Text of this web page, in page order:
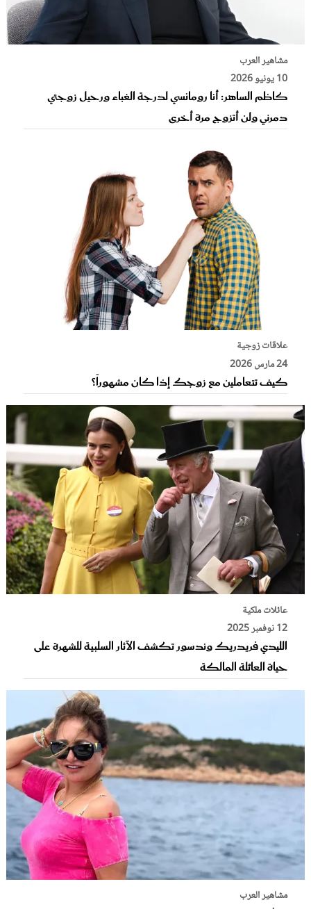
مشاهير العرب
10 يونيو 2026
كاظم الساهر: أنا رومانسي لدرجة الغباء ورحيل زوجتي
دمرني ولن أتزوج مرة أخرى
علاقات زوجية
24 مارس 2026
كيف تتعاملين مع زوجك إذا كان مشهوراً؟
عائلات ملكية
12 نوفمبر 2025
الليدي فريدريك وندسور تكشف الآثار السلبية للشهرة على
حياة العائلة المالكة
مشاهير العرب